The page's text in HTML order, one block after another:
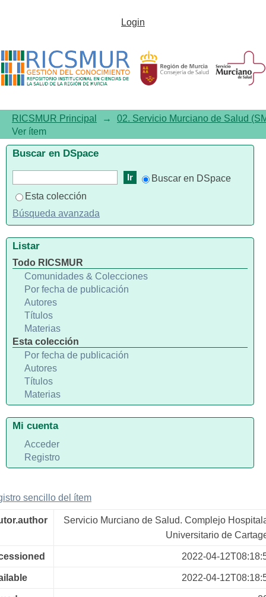
Memoria de la Comisión de
Login
RICSMUR Principal →
02. Servicio Murciano de Salud
Ver ítem
sencillo del ítem
Servicio Murciano de Salud. Complejo
Universitario de
2022-04-
2022-04-
Buscar en DSpace
Buscar en DSpace
Esta colección
Búsqueda avanzada
Listar
Todo RICSMUR
Comunidades & Colecciones
Por fecha de publicación
Autores
Títulos
Materias
Esta colección
Por fecha de publicación
Autores
Títulos
Materias
Mi cuenta
Acceder
Registro